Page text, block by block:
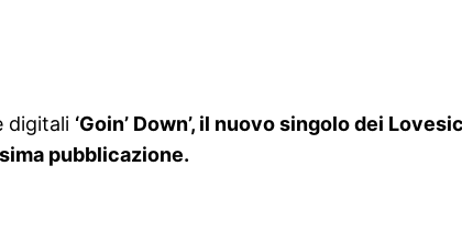
digitali ‘Goin’ Down’, il nuovo singolo dei
pubblicazione.